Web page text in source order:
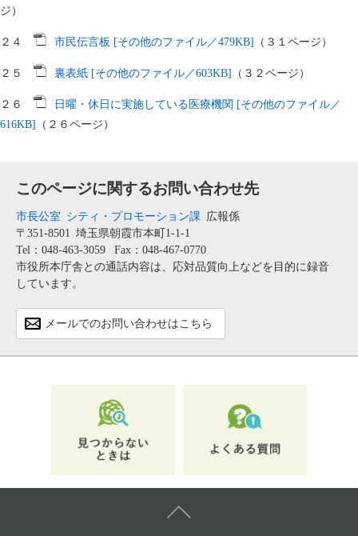
ジ）
２４ 市民伝言板 [その他のファイル／479KB] （３１ページ）
２５ 裏表紙 [その他のファイル／603KB] （３２ページ）
２６
日曜・休日に実施している医療機関 [その他のファイル／
616KB]
（２６ページ）
このページに関するお問い合わせ先
市長公室 シティ・プロモーション課 広報係
〒351-8501 埼玉県朝霞市本町1-1-1
Tel：048-463-3059
Fax：048-467-0770
市役所本庁舎との通話内容は、応対品質向上などを目的に録音
しています。
メールでのお問い合わせはこちら